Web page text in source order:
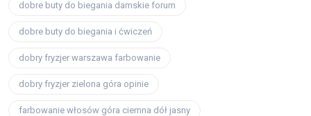
dobre buty do biegania damskie forum
dobre buty do biegania i ćwiczeń
dobry fryzjer warszawa farbowanie
dobry fryzjer zielona góra opinie
farbowanie włosów góra ciemna dół jasny